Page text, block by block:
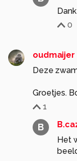
0
oudmaijer
Deze
Groetjes.
1
B
Het